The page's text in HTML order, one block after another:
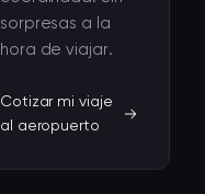
sorpresas a la
hora de viajar.
Cotizar mi viaje
al aeropuerto